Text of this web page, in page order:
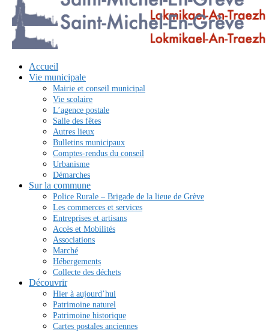
Accueil
Vie municipale
Mairie et conseil municipal
Vie scolaire
L’agence postale
Salle des fêtes
Autres lieux
Bulletins municipaux
Comptes-rendus du conseil
Urbanisme
Démarches
Sur la commune
Police Rurale – Brigade de la lieue de Grève
Les commerces et services
Entreprises et artisans
Accès et Mobilités
Associations
Marché
Hébergements
Collecte des déchets
Découvrir
Hier à aujourd’hui
Patrimoine naturel
Patrimoine historique
Cartes postales anciennes